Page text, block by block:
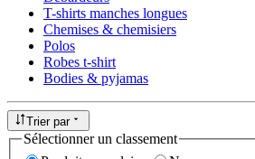
T-shirts manches longues
Chemises & chemisiers
Polos
Robes t-shirt
Bodies & pyjamas
Trier par
Sélectionner un classement